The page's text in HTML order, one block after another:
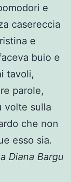
e
casereccia
e
buio e
tavoli,
parole,
volte sulla
che non
esso sia.
Diana Bargu